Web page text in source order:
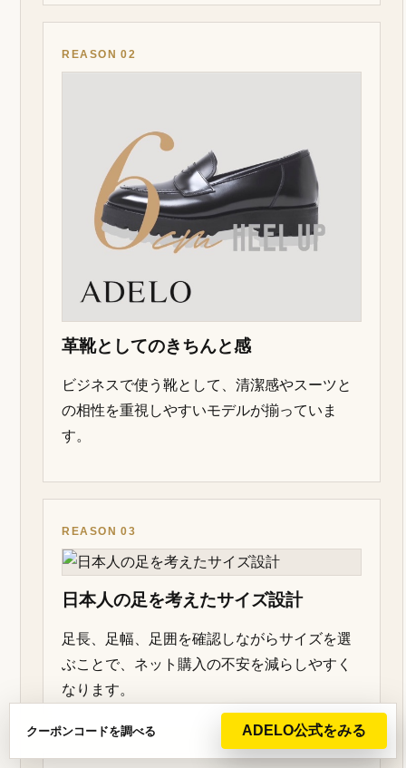
REASON 02
革靴としてのきちんと感
ビジネスで使う靴として、清潔感やスーツと
の相性を重視しやすいモデルが揃っていま
す。
REASON 03
日本人の足を考えたサイズ設計
足長、足幅、足囲を確認しながらサイズを選
ぶことで、ネット購入の不安を減らしやすく
なります。
クーポンコードを調べる ADELO公式をみる